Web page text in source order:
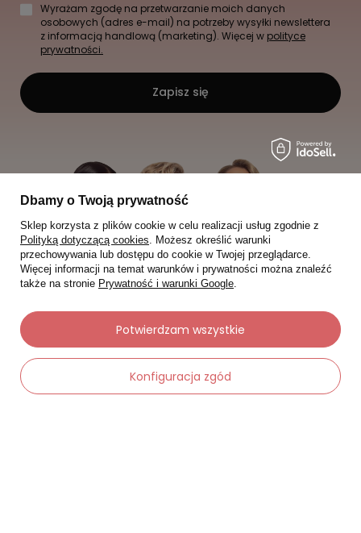
Wyrażam zgodę na przetwarzanie moich danych
osobowych (adres e-mail) na potrzeby wysyłki newslettera
z informacją handlową (marketing). Więcej w polityce
prywatności.
Zapisz się
Moje zamówienia
Dbamy o Twoją prywatność
Sklep korzysta z plików cookie w celu realizacji usług zgodnie z
Polityką dotyczącą cookies. Możesz określić warunki
przechowywania lub dostępu do cookie w Twojej przeglądarce.
Więcej informacji na temat warunków i prywatności można znaleźć
także na stronie Prywatność i warunki Google.
Konfiguracja zgód
Potwierdzam wszystkie